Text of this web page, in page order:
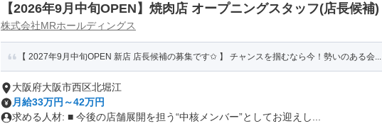
【2026年9月中旬OPEN】焼肉店 オープニングスタッフ(店長候補)
株式会社MRホールディングス
【 2027年9月中旬OPEN 新店 店長候補の募集です✩ 】 チャンスを掴むなら今！勢いのある会...
大阪府大阪市西区北堀江
月給33万円～42万円
求める人材: ■ 今後の店舗展開を担う“中核メンバー”としてお迎えし...